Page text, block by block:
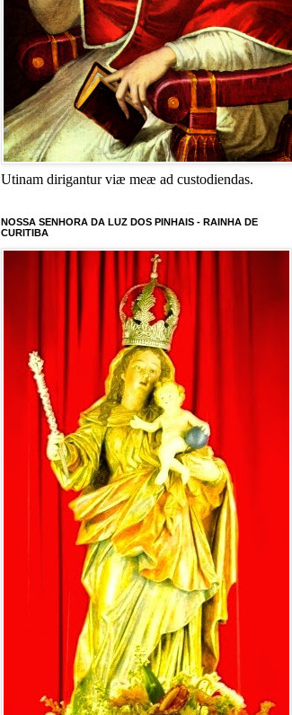
Utinam dirigantur viæ meæ ad custodiendas.
NOSSA SENHORA DA LUZ DOS PINHAIS - RAINHA DE
CURITIBA